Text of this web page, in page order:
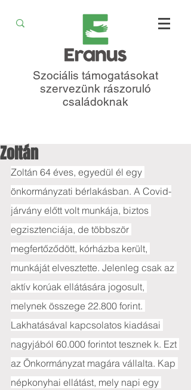
Szociális támogatásokat
szervezünk rászoruló
családoknak
Zoltán
Zoltán 64 éves, egyedül él egy
önkormányzati bérlakásban. A Covid-
járvány előtt volt munkája, biztos
egzisztenciája, de többször
megfertőződött, kórházba került,
munkáját elvesztette. Jelenleg csak az
aktív korúak ellátására jogosult,
melynek összege 22.800 forint.
Lakhatásával kapcsolatos kiadásai
nagyjából 60.000 forintot tesznek k. Ezt
az Önkormányzat magára vállalta. Kap
népkonyhai ellátást, mely napi egy